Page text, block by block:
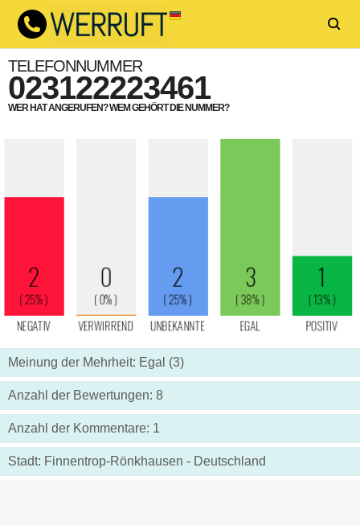
TELEFONNUMMER
023122223461
WER HAT ANGERUFEN? WEM GEHÖRT DIE NUMMER?
Meinung der Mehrheit: Egal (3)
Anzahl der Bewertungen: 8
Anzahl der Kommentare: 1
Stadt: Finnentrop-Rönkhausen - Deutschland